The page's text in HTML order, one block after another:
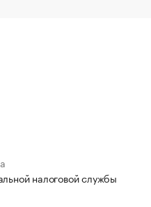
налоговой службы